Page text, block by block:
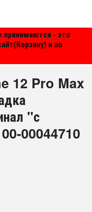
принимаются - это
и по
12 Pro Max
"с
00044710